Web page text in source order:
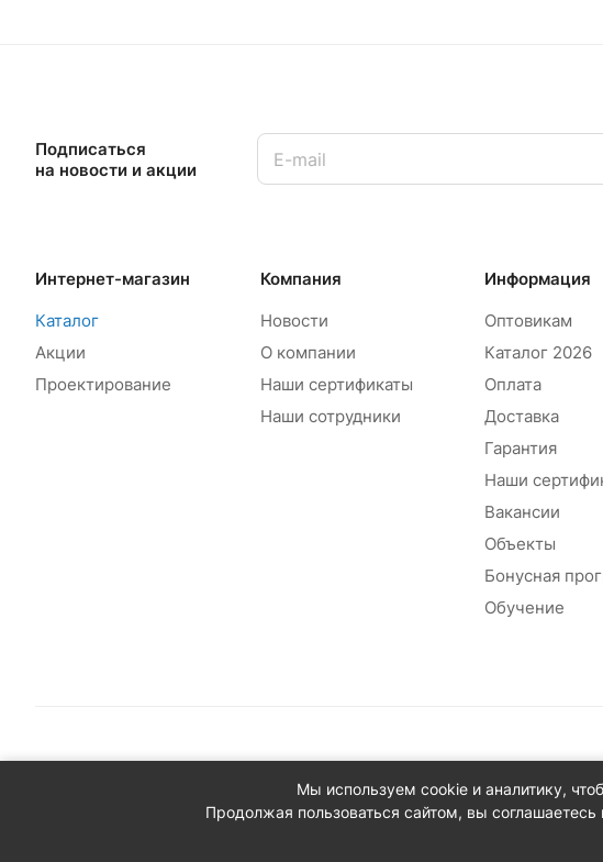
Подписаться
на новости и акции
Интернет-магазин
Каталог
Акции
Проектирование
Компания
Новости
О компании
Наши сертификаты
Наши сотрудники
Информация
Оптовикам
Каталог 2026
Оплата
Доставка
Гарантия
Наши
Вакансии
Объекты
Бонусная
Обучение
© 2026 Сантехплюс: Интернет-магазин отопления, водоснабжения
Юридический адрес: 390023, г. Рязань, проезд Яблочкова, д.8Ж
ИНН/КПП: 6230087631/623001001
Мы используем cookie и аналитику,
Продолжая пользоваться сайтом, вы соглашаетесь